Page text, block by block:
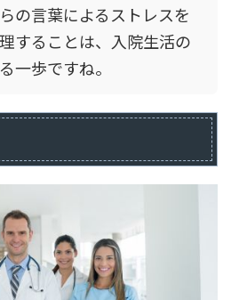
の言葉によるストレスを
することは、入院生活の
一歩ですね。